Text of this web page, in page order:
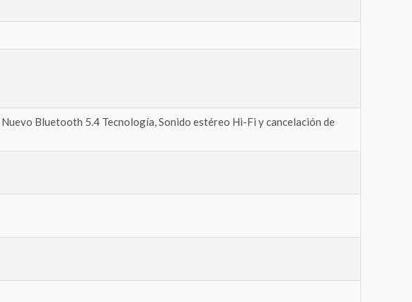
Bluetooth 5.4 Tecnología, Sonido estéreo Hi-Fi y cancelación de